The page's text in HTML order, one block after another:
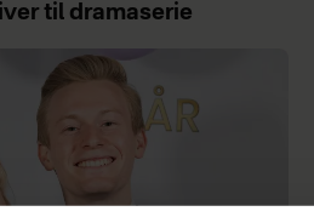
til dramaserie